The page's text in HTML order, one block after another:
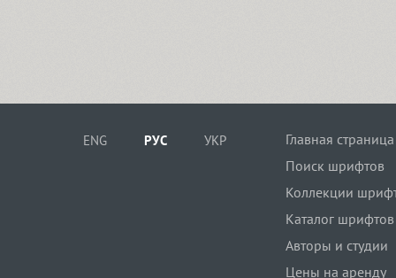
ENG РУС УКР
Главная страница
Поиск шрифтов
Коллекции
Каталог шрифтов
Авторы и студии
Цены на аренду